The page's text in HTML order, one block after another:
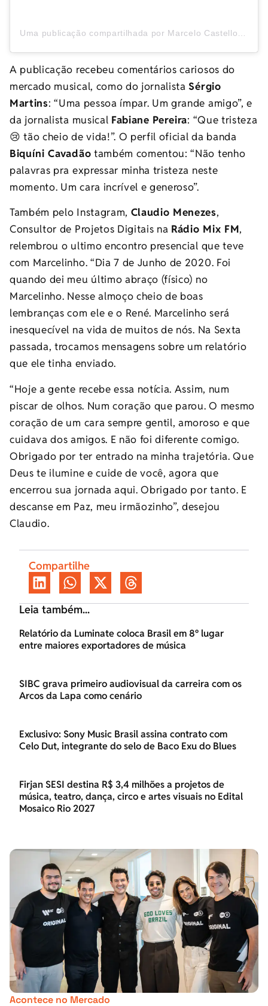
Uma publicação compartilhada por Marcelo Castello Branco (@marcelocbranco1)
A publicação recebeu comentários cariosos do
mercado musical, como do jornalistaSérgio
Martins: “Uma pessoa ímpar. Um grande amigo”, e
da jornalista musical Fabiane Pereira: “Que tristeza
😢 tão cheio de vida!”. O perfil oficial da banda
Biquíni Cavadão também comentou: “Não tenho
palavras pra expressar minha tristeza neste
momento. Um cara incrível e generoso”.
Também pelo Instagram, Claudio Menezes,
Consultor de Projetos Digitais na Rádio Mix FM,
relembrou o ultimo encontro presencial que teve
com Marcelinho. “Dia 7 de Junho de 2020. Foi
quando dei meu último abraço (físico) no
Marcelinho. Nesse almoço cheio de boas
lembranças com ele e o René. Marcelinho será
inesquecível na vida de muitos de nós. Na Sexta
passada, trocamos mensagens sobre um relatório
que ele tinha enviado.
“Hoje a gente recebe essa notícia. Assim, num
piscar de olhos. Num coração que parou. O mesmo
coração de um cara sempre gentil, amoroso e que
cuidava dos amigos. E não foi diferente comigo.
Obrigado por ter entrado na minha trajetória. Que
Deus te ilumine e cuide de você, agora que
encerrou sua jornada aqui. Obrigado por tanto. E
descanse em Paz, meu irmãozinho”, desejou
Claudio.
Compartilhe
Leia também...
Relatório da Luminate coloca Brasil em 8º lugar
entre maiores exportadores de música
SIBC grava primeiro audiovisual da carreira com os
Arcos da Lapa como cenário
Exclusivo: Sony Music Brasil assina contrato com
Celo Dut, integrante do selo de Baco Exu do Blues
Firjan SESI destina R$ 3,4 milhões a projetos de
música, teatro, dança, circo e artes visuais no Edital
Mosaico Rio 2027
Acontece no Mercado